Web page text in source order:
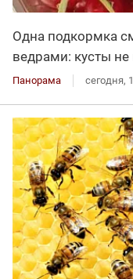
Одна подкормка
ведрами: кусты
Панорама сегодня,